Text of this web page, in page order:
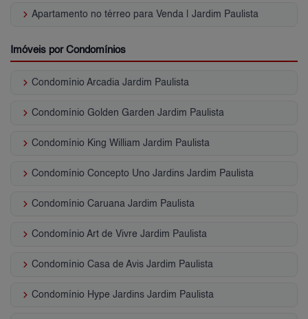
keyboard_arrow_right Apartamento no térreo para Venda | Jardim Paulista
Imóveis por Condomínios
keyboard_arrow_right Condomínio Arcadia Jardim Paulista
keyboard_arrow_right Condomínio Golden Garden Jardim Paulista
keyboard_arrow_right Condomínio King William Jardim Paulista
keyboard_arrow_right Condomínio Concepto Uno Jardins Jardim Paulista
keyboard_arrow_right Condomínio Caruana Jardim Paulista
keyboard_arrow_right Condomínio Art de Vivre Jardim Paulista
keyboard_arrow_right Condomínio Casa de Avis Jardim Paulista
keyboard_arrow_right Condomínio Hype Jardins Jardim Paulista